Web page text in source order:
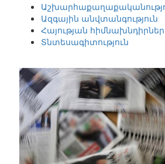
Ազգային անվտանգություն
Հայության հիմնախնդիրներ
Տնտեսագիտություն